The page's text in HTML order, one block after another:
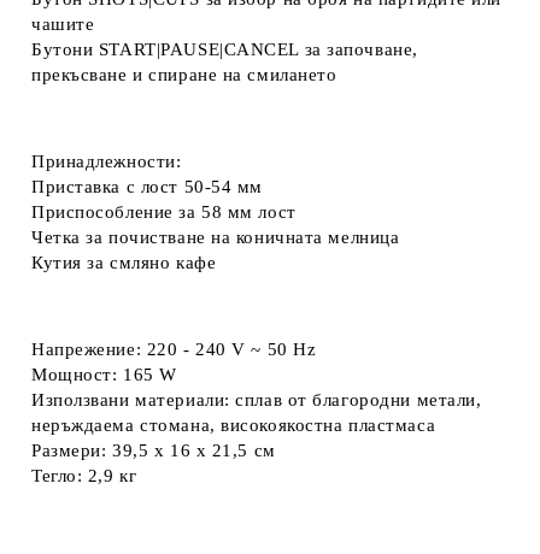
чашите
Бутони START|PAUSE|CANCEL за започване,
прекъсване и спиране на смилането
Принадлежности:
Приставка с лост 50-54 мм
Приспособление за 58 мм лост
Четка за почистване на коничната мелница
Кутия за смляно кафе
Напрежение: 220 - 240 V ~ 50 Hz
Мощност: 165 W
Използвани материали: сплав от благородни метали,
неръждаема стомана, високоякостна пластмаса
Размери: 39,5 x 16 x 21,5 см
Тегло: 2,9 кг